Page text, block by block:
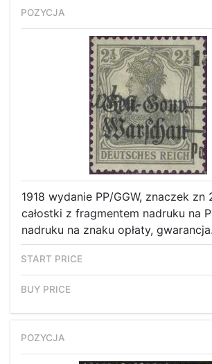
1918 wydanie PP/GGW, znaczek zn
całostki z fragmentem nadruku na
nadruku na znaku opłaty, gwarancja.